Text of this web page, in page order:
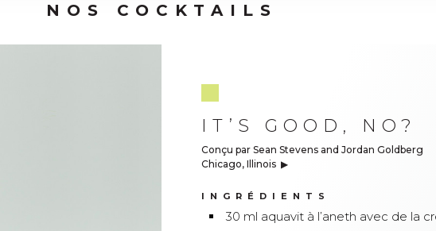
NOS COCKTAILS
IT’S GOOD, NO?
Conçu par Sean Stevens and Jordan Goldberg
Chicago, Illinois ▶︎
INGRÉDIENTS
30 ml aquavit à l’aneth avec de la